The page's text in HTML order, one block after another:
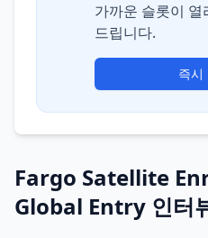
가까운 슬롯이 열
드립니다.
즉시
Fargo Satellite
Global Entry 인터